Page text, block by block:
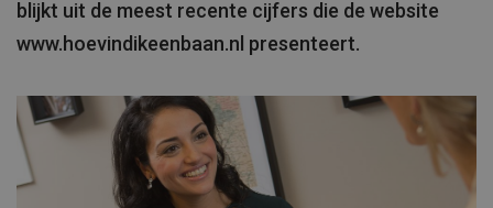
blijkt uit de meest recente cijfers die de website
www.hoevindikeenbaan.nl presenteert.